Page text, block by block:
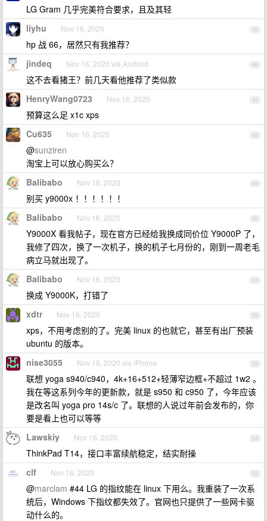
LG Gram 几乎完美符合要求，且及其轻
45
liyhu Nov 16, 2020
hp 战 66，居然只有我推荐？
46
jindeq Nov 16, 2020 via Android
这不去看猪王？前几天看他推荐了类似款
47
HenryWang0723 Nov 16, 2020
预算这么足 x1c xps
48
Cu635 Nov 16, 2020
@sunziren
淘宝上可以放心购买么？
49
Balibabo Nov 16, 2020
别买 y9000x ！！！！！！
50
Balibabo Nov 16, 2020
Y9000X 看我帖子，现在官方已经给我换成同价位 Y9000P 了，
我修了四次，换了一次机子，换的机子七月份的，刚到一周老毛
病立马就出现了。
51
Balibabo Nov 16, 2020
换成 Y9000K，打错了
52
xdtr Nov 16, 2020
xps，不用考虑别的了。完美 linux 的也就它，甚至有出厂预装
ubuntu 的版本。
53
nise3055 Nov 16, 2020 via iPhone
联想 yoga s940/c940，4k+16+512+轻薄窄边框+不超过 1w2 。
我在等这系列今年的更新款，就是 s950 和 c950 了，今年应该
是改名叫 yoga pro 14s/c 了。联想的人说过年前会发布的，你
要是看上也可以等等
54
Lawskiy Nov 16, 2020
ThinkPad T14，接口丰富续航稳定，结实耐操
55
clf Nov 16, 2020
@marclam #44 LG 的指纹能在 linux 下用么。我重装了一次系
统后，Windows 下指纹都失效了。官网也只提供了一些网卡驱
动什么的。